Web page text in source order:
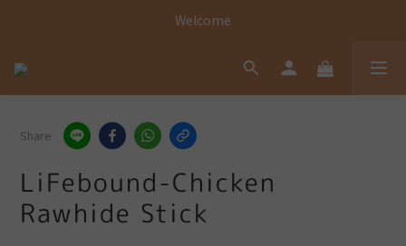
Welcome
Welcome
Share
LiFebound-Chicken
Rawhide Stick